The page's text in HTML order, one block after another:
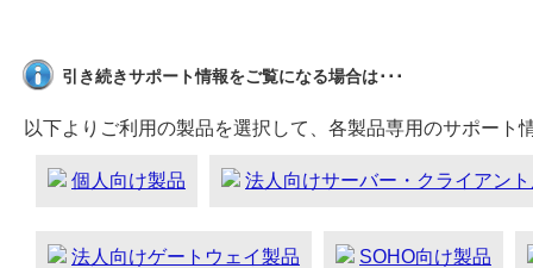
引き続きサポート情報をご覧になる場合は･･･
以下よりご利用の製品を選択して、各製品専用のサポート
個人向け製品 法人向けサーバー・クライアン
法人向けゲートウェイ製品 SOHO向け製品